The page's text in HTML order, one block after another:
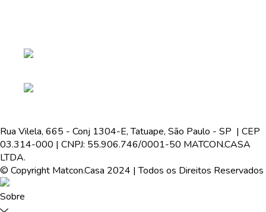
Rua Vilela, 665 - Conj 1304-E, Tatuape, São Paulo - SP | CEP
03.314-000 | CNPJ: 55.906.746/0001-50 MATCON.CASA
LTDA.
© Copyright Matcon.Casa 2024 | Todos os Direitos Reservados
Sobre